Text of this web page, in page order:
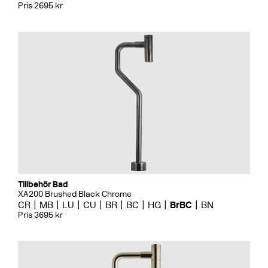
Pris 2695 kr
Tillbehör Bad
XA200 Brushed Black Chrome
CR MB LU CU BR BC HG BrBC BN
Pris 3695 kr